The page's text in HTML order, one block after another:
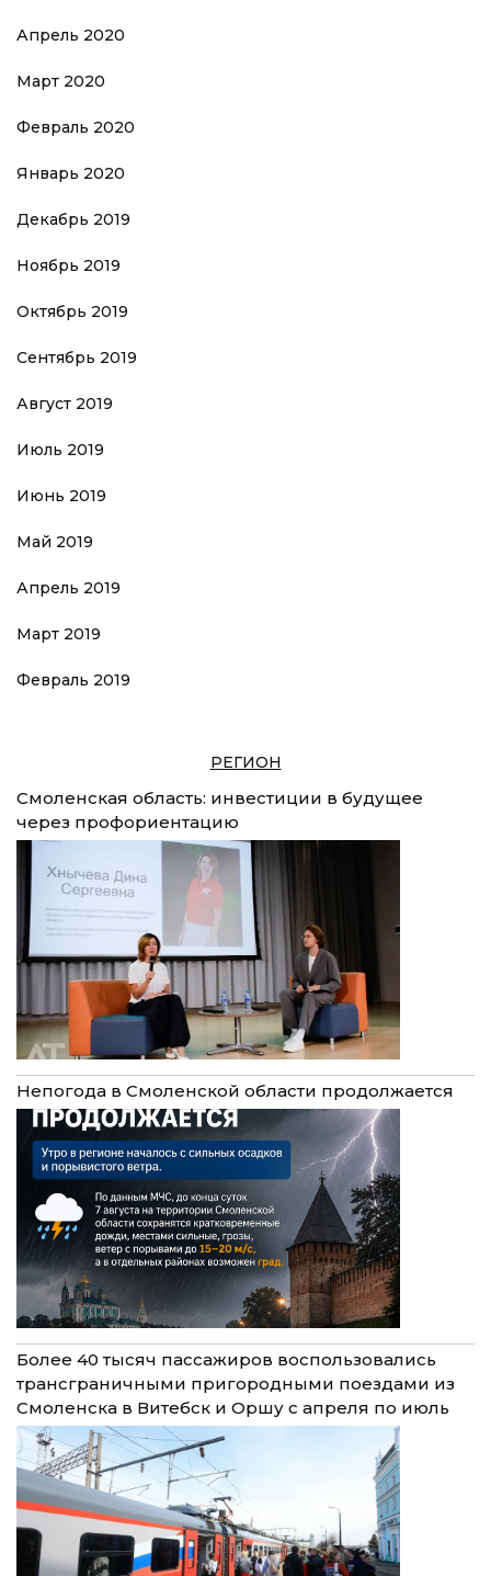
Апрель 2020
Март 2020
Февраль 2020
Январь 2020
Декабрь 2019
Ноябрь 2019
Октябрь 2019
Сентябрь 2019
Август 2019
Июль 2019
Июнь 2019
Май 2019
Апрель 2019
Март 2019
Февраль 2019
РЕГИОН
Смоленская область: инвестиции в будущее
через профориентацию
Непогода в Смоленской области продолжается
Более 40 тысяч пассажиров воспользовались
трансграничными пригородными поездами из
Смоленска в Витебск и Оршу с апреля по июль